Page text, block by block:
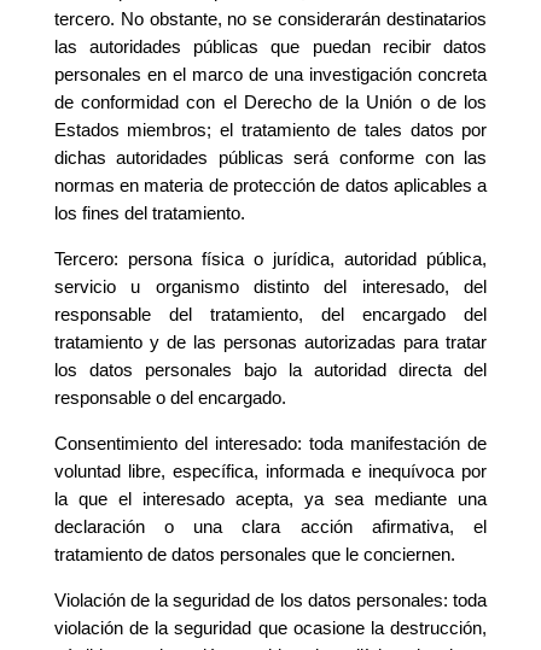
tercero. No obstante, no se considerarán destinatarios
las autoridades públicas que puedan recibir datos
personales en el marco de una investigación concreta
de conformidad con el Derecho de la Unión o de los
Estados miembros; el tratamiento de tales datos por
dichas autoridades públicas será conforme con las
normas en materia de protección de datos aplicables a
los fines del tratamiento.
Tercero: persona física o jurídica, autoridad pública,
servicio u organismo distinto del interesado, del
responsable del tratamiento, del encargado del
tratamiento y de las personas autorizadas para tratar
los datos personales bajo la autoridad directa del
responsable o del encargado.
Consentimiento del interesado: toda manifestación de
voluntad libre, específica, informada e inequívoca por
la que el interesado acepta, ya sea mediante una
declaración o una clara acción afirmativa, el
tratamiento de datos personales que le conciernen.
Violación de la seguridad de los datos personales: toda
violación de la seguridad que ocasione la destrucción,